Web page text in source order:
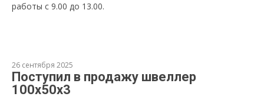
работы с 9.00 до 13.00.
26 сентября 2025
Поступил в продажу швеллер
100х50х3